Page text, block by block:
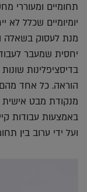
תחומיים ומעוררי
יומיומיים שכלל לא
מנת לעסוק בשאלה
יחסית שמעבר
בדיסציפלינות
הוראה. כל אחד מהם
מנקודת מבט אישית
באמצעות עבודות
ועל ידי ערוב בין